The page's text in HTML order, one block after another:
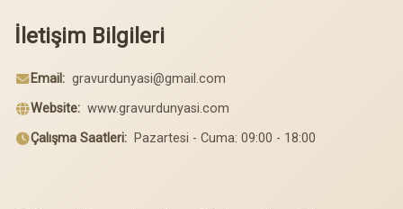
İletişim Bilgileri
Email: gravurdunyasi@gmail.com
Website: www.gravurdunyasi.com
Çalışma Saatleri: Pazartesi - Cuma: 09:00 - 18:00